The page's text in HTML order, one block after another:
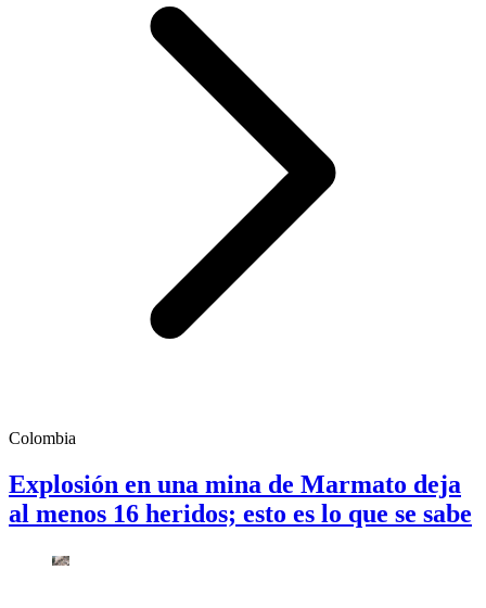
Colombia
Explosión en una mina de Marmato deja
al menos 16 heridos; esto es lo que se sabe